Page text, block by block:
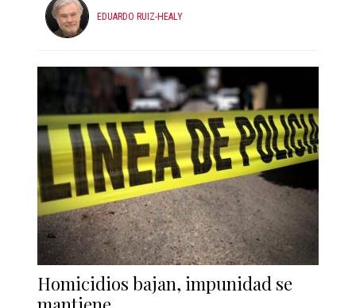
EDUARDO RUIZ-HEALY
Homicidios bajan, impunidad se